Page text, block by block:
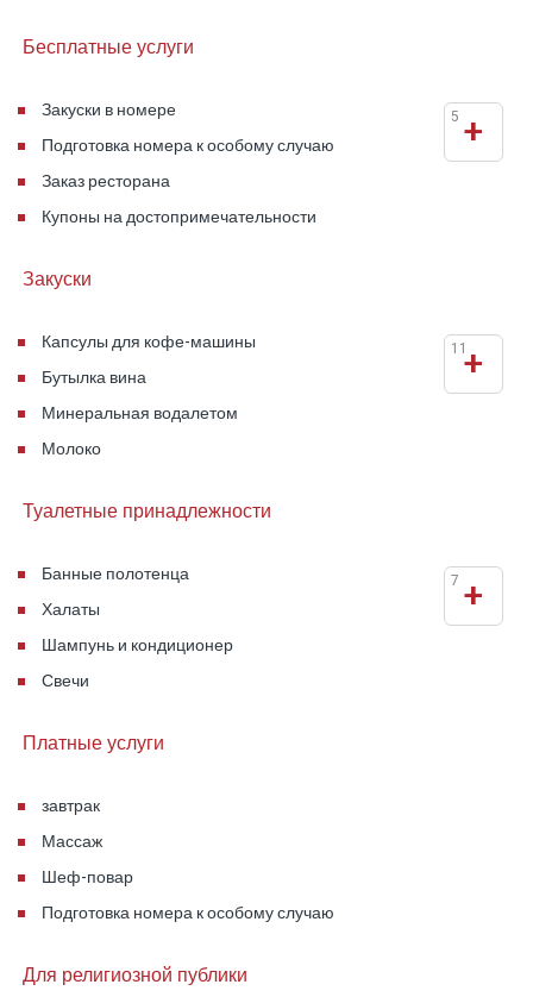
Бесплатные услуги
Закуски в номере
Подготовка номера к особому случаю
Заказ ресторана
Купоны на достопримечательности
+
5
Закуски
Капсулы для кофе-машины
Бутылка вина
Минеральная водалетом
Молоко
+
11
Туалетные принадлежности
Банные полотенца
Халаты
Шампунь и кондиционер
Свечи
+
7
Платные услуги
завтрак
Массаж
Шеф-повар
Подготовка номера к особому случаю
Для религиозной публики